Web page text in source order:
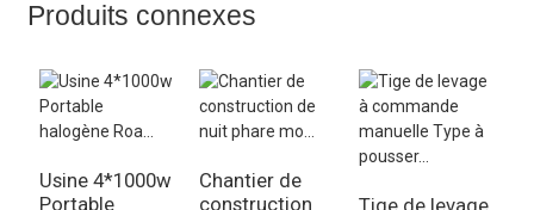
Produits connexes
Usine 4*1000w
Portable
Chantier de
construction